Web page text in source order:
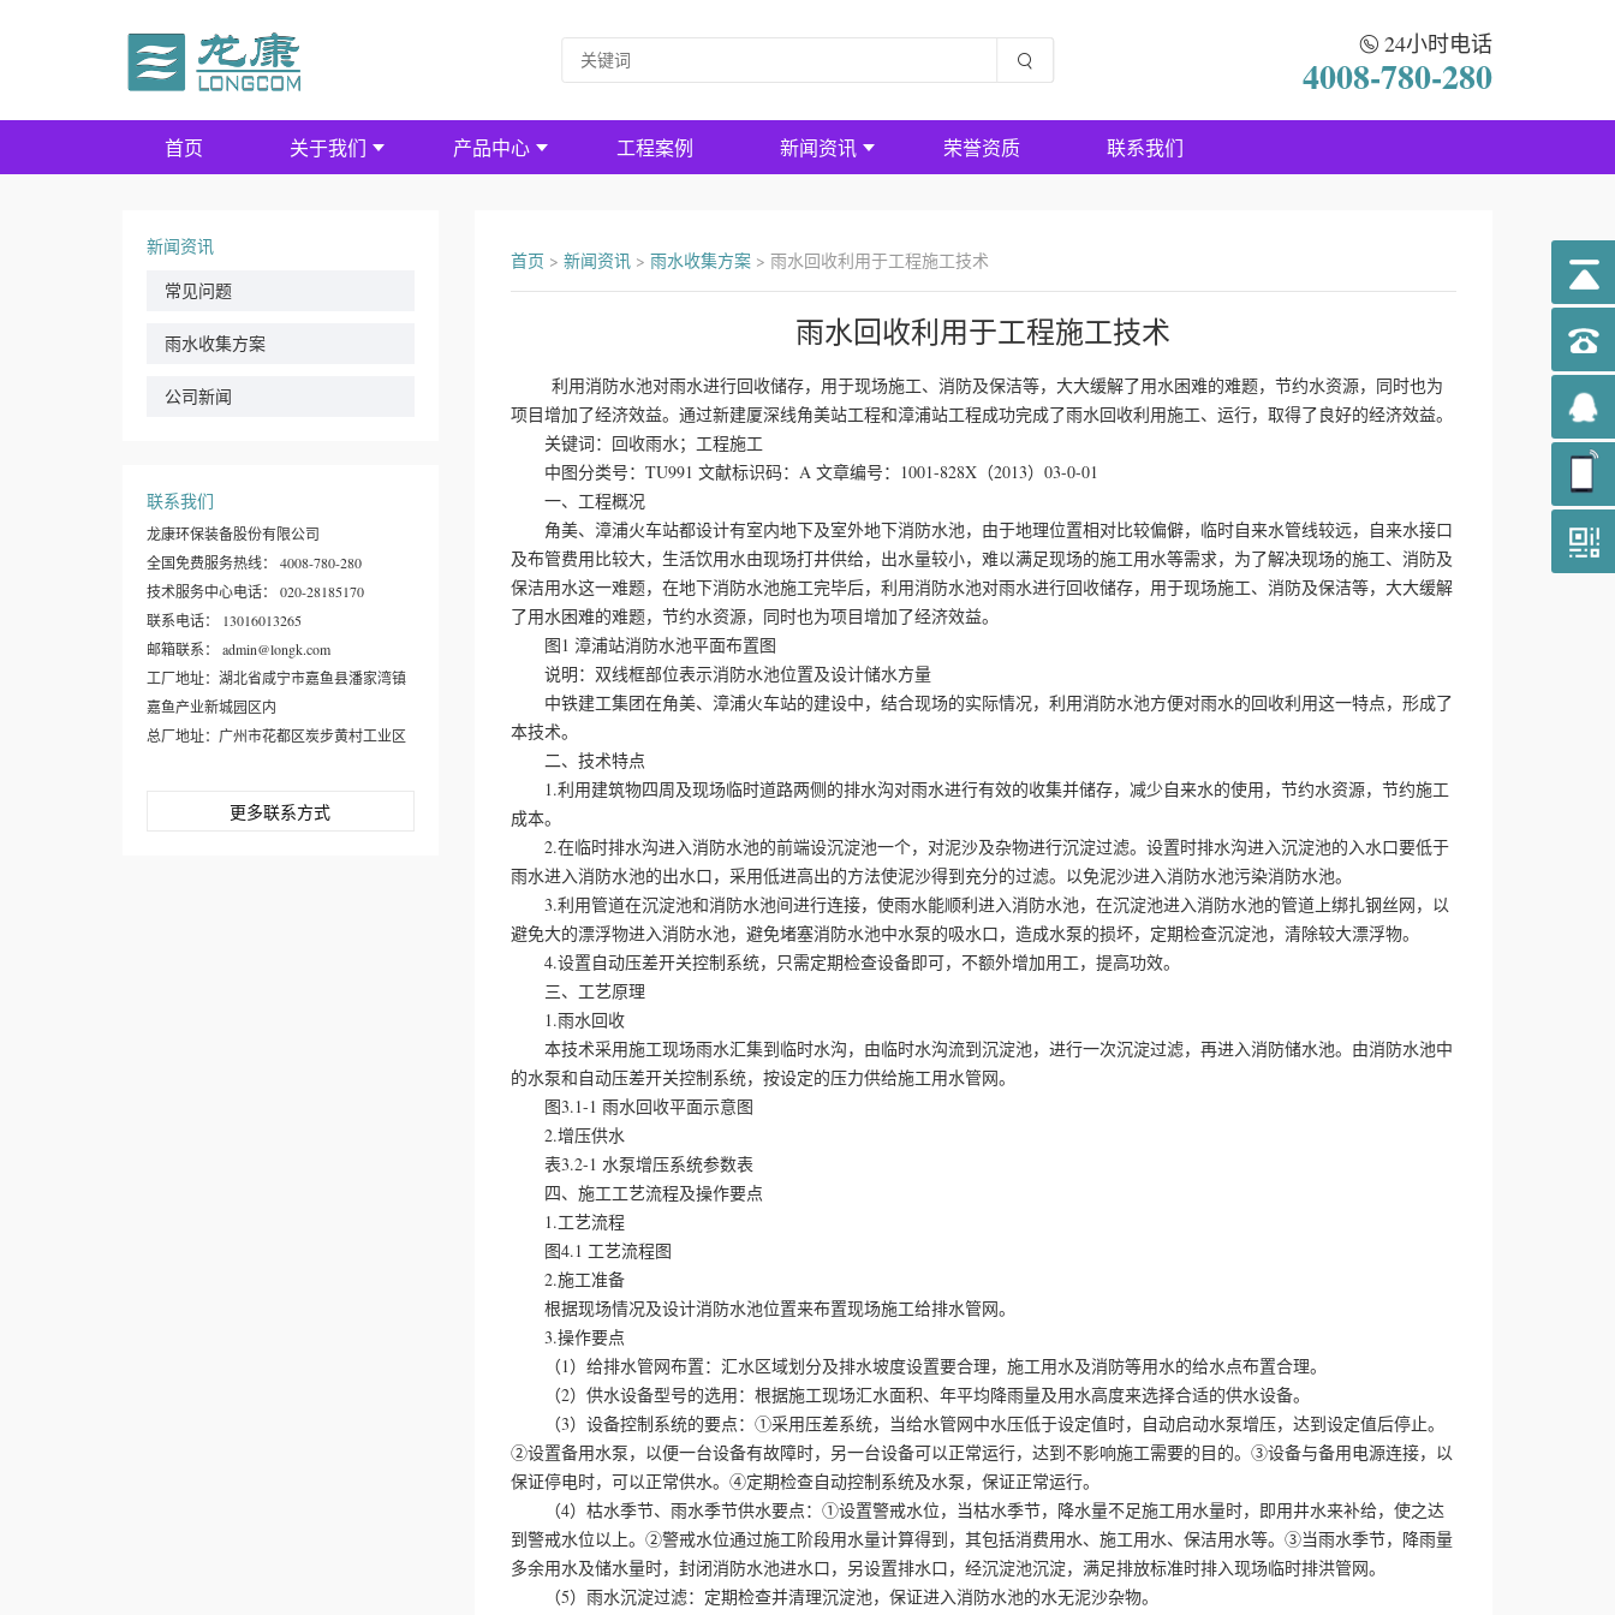
24小时电话
4008-780-280
首页 关于我们 产品中心 工程案例 新闻资讯 荣誉资质 联系我们
新闻资讯
常见问题
雨水收集方案
公司新闻
联系我们
龙康环保装备股份有限公司
全国免费服务热线： 4008-780-280
技术服务中心电话： 020-28185170
联系电话： 13016013265
邮箱联系： admin@longk.com
工厂地址：湖北省咸宁市嘉鱼县潘家湾镇
嘉鱼产业新城园区内
总厂地址：广州市花都区炭步黄村工业区
更多联系方式
首页 > 新闻资讯> 雨水收集方案> 雨水回收利用于工程施工技术
雨水回收利用于工程施工技术
利用消防水池对雨水进行回收储存，用于现场施工、消防及保洁等，大大缓解了用水困难的难题，节约水资源，同时也为
项目增加了经济效益。通过新建厦深线角美站工程和漳浦站工程成功完成了雨水回收利用施工、运行，取得了良好的经济效益。
关键词：回收雨水；工程施工
中图分类号：TU991 文献标识码：A 文章编号：1001-828X（2013）03-0-01
一、工程概况
角美、漳浦火车站都设计有室内地下及室外地下消防水池，由于地理位置相对比较偏僻，临时自来水管线较远，自来水接口
及布管费用比较大，生活饮用水由现场打井供给，出水量较小，难以满足现场的施工用水等需求，为了解决现场的施工、消防及
保洁用水这一难题，在地下消防水池施工完毕后，利用消防水池对雨水进行回收储存，用于现场施工、消防及保洁等，大大缓解
了用水困难的难题，节约水资源，同时也为项目增加了经济效益。
图1 漳浦站消防水池平面布置图
说明：双线框部位表示消防水池位置及设计储水方量
中铁建工集团在角美、漳浦火车站的建设中，结合现场的实际情况，利用消防水池方便对雨水的回收利用这一特点，形成了
本技术。
二、技术特点
1.利用建筑物四周及现场临时道路两侧的排水沟对雨水进行有效的收集并储存，减少自来水的使用，节约水资源，节约施工
成本。
2.在临时排水沟进入消防水池的前端设沉淀池一个，对泥沙及杂物进行沉淀过滤。设置时排水沟进入沉淀池的入水口要低于
雨水进入消防水池的出水口，采用低进高出的方法使泥沙得到充分的过滤。以免泥沙进入消防水池污染消防水池。
3.利用管道在沉淀池和消防水池间进行连接，使雨水能顺利进入消防水池，在沉淀池进入消防水池的管道上绑扎钢丝网，以
避免大的漂浮物进入消防水池，避免堵塞消防水池中水泵的吸水口，造成水泵的损坏，定期检查沉淀池，清除较大漂浮物。
4.设置自动压差开关控制系统，只需定期检查设备即可，不额外增加用工，提高功效。
三、工艺原理
1.雨水回收
本技术采用施工现场雨水汇集到临时水沟，由临时水沟流到沉淀池，进行一次沉淀过滤，再进入消防储水池。由消防水池中
的水泵和自动压差开关控制系统，按设定的压力供给施工用水管网。
图3.1-1 雨水回收平面示意图
2.增压供水
表3.2-1 水泵增压系统参数表
四、施工工艺流程及操作要点
1.工艺流程
图4.1 工艺流程图
2.施工准备
根据现场情况及设计消防水池位置来布置现场施工给排水管网。
3.操作要点
（1）给排水管网布置：汇水区域划分及排水坡度设置要合理，施工用水及消防等用水的给水点布置合理。
（2）供水设备型号的选用：根据施工现场汇水面积、年平均降雨量及用水高度来选择合适的供水设备。
（3）设备控制系统的要点：①采用压差系统，当给水管网中水压低于设定值时，自动启动水泵增压，达到设定值后停止。
②设置备用水泵，以便一台设备有故障时，另一台设备可以正常运行，达到不影响施工需要的目的。③设备与备用电源连接，以
保证停电时，可以正常供水。④定期检查自动控制系统及水泵，保证正常运行。
（4）枯水季节、雨水季节供水要点：①设置警戒水位，当枯水季节，降水量不足施工用水量时，即用井水来补给，使之达
到警戒水位以上。②警戒水位通过施工阶段用水量计算得到，其包括消费用水、施工用水、保洁用水等。③当雨水季节，降雨量
多余用水及储水量时，封闭消防水池进水口，另设置排水口，经沉淀池沉淀，满足排放标准时排入现场临时排洪管网。
（5）雨水沉淀过滤：定期检查并清理沉淀池，保证进入消防水池的水无泥沙杂物。